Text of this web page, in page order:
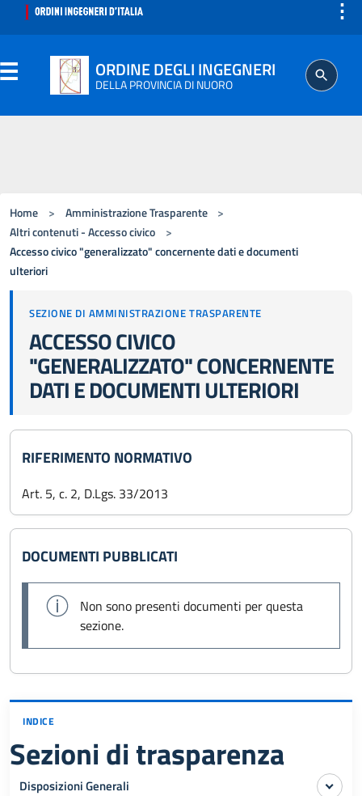
⋮
ORDINE DEGLI INGEGNERI
DELLA PROVINCIA DI NUORO
ISCRITTO
PROFESSIONE
AGGIORNAMENTO PROFESSIONALE
Home > Amministrazione Trasparente
>
Altri contenuti - Accesso civico
>
Accesso civico "generalizzato" concernente dati e documenti
ulteriori
SEZIONE DI AMMINISTRAZIONE TRASPARENTE
ACCESSO CIVICO
"GENERALIZZATO" CONCERNENTE
DATI E DOCUMENTI ULTERIORI
RIFERIMENTO NORMATIVO
Art. 5, c. 2, D.Lgs. 33/2013
DOCUMENTI PUBBLICATI
Non sono presenti documenti per questa
sezione.
INDICE
Sezioni di trasparenza
Disposizioni Generali